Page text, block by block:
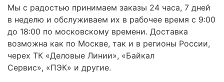
Мы с радостью принимаем заказы 24 часа, 7 дней
в неделю и обслуживаем их в рабочее время с 9:00
до 18:00 по московскому времени. Доставка
возможна как по Москве, так и в регионы России,
черех ТК «Деловые Линии», «Байкал
Сервис», «ПЭК» и другие.